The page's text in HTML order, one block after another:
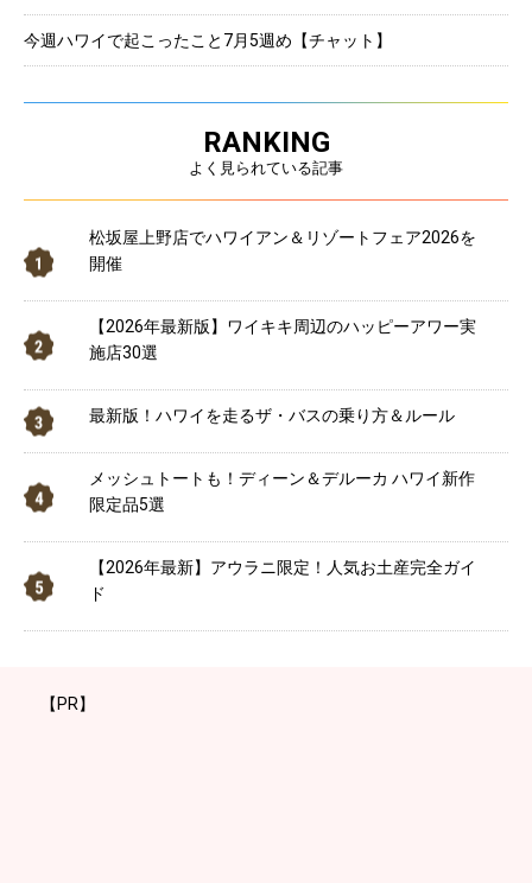
今週ハワイで起こったこと7月5週め【チャット】
RANKING
よく見られている記事
松坂屋上野店でハワイアン＆リゾートフェア2026を
開催
【2026年最新版】ワイキキ周辺のハッピーアワー実
施店30選
最新版！ハワイを走るザ・バスの乗り方＆ルール
メッシュトートも！ディーン＆デルーカ ハワイ新作
限定品5選
【2026年最新】アウラニ限定！人気お土産完全ガイ
ド
【PR】